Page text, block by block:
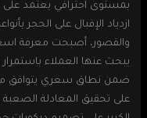
بمستوى احترافي يعتمد على
ازدياد الإقبال على الحجر
والقصور، أصبحت معرفة
يبحث عنها العملاء
ضمن نطاق سعري يتوافق
على تحقيق المعادلة